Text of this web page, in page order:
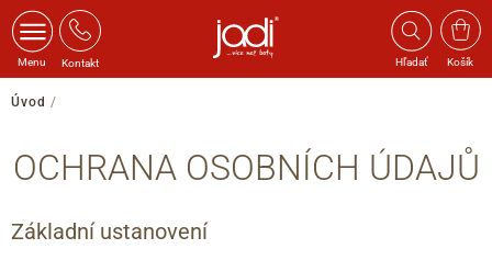
Menu Kontakt Hľadať Košík
Úvod /
OCHRANA OSOBNÍCH ÚDAJŮ
Základní ustanovení